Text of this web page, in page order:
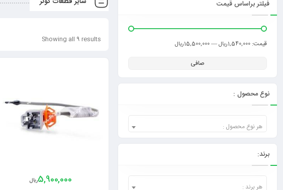
Showing all 9 results
5,900,000ریال
فیلتر براساس قیمت
صافی
قيمت: 1,540,000ریال —15,500,000ریال
نوع محصول :
هر نوع محصول :
برند:
هر برند :